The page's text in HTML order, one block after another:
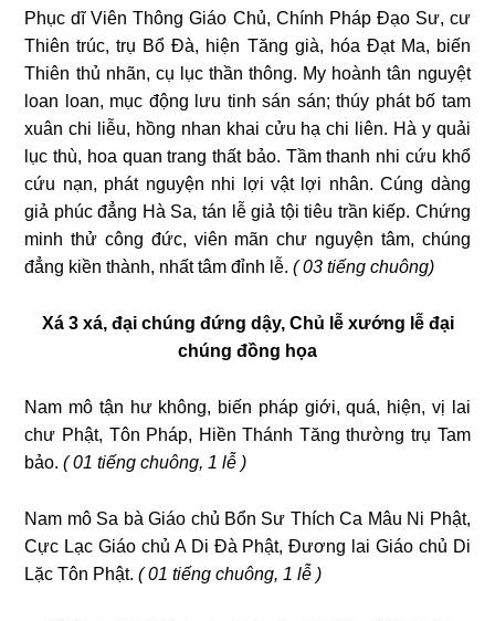
Phục dĩ Viên Thông Giáo Chủ, Chính Pháp Đạo Sư, cư
Thiên trúc, trụ Bổ Đà, hiện Tăng già, hóa Đạt Ma, biến
Thiên thủ nhãn, cụ lục thần thông. My hoành tân nguyệt
loan loan, mục động lưu tinh sán sán; thúy phát bố tam
xuân chi liễu, hồng nhan khai cửu hạ chi liên. Hà y quải
lục thù, hoa quan trang thất bảo. Tầm thanh nhi cứu khổ
cứu nạn, phát nguyện nhi lợi vật lợi nhân. Cúng dàng
giả phúc đẳng Hà Sa, tán lễ giả tội tiêu trần kiếp. Chứng
minh thử công đức, viên mãn chư nguyện tâm, chúng
đẳng kiền thành, nhất tâm đỉnh lễ.( 03 tiếng chuông)
Xá 3 xá, đại chúng đứng dậy, Chủ lễ xướng lễ đại
chúng đồng họa
Nam mô tận hư không, biến pháp giới, quá, hiện, vị lai
chư Phật, Tôn Pháp, Hiền Thánh Tăng thường trụ Tam
bảo.( 01 tiếng chuông, 1 lễ )
Nam mô Sa bà Giáo chủ Bổn Sư Thích Ca Mâu Ni Phật,
Cực Lạc Giáo chủ A Di Đà Phật, Đương lai Giáo chủ Di
Lặc Tôn Phật.( 01 tiếng chuông, 1 lễ )